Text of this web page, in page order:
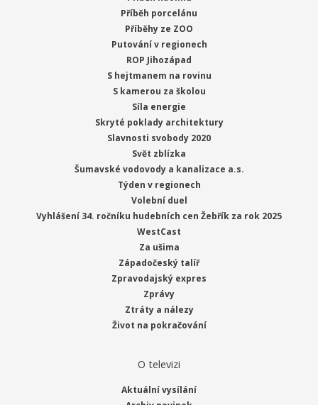
Příběh porcelánu
Příběhy ze ZOO
Putování v regionech
ROP Jihozápad
S hejtmanem na rovinu
S kamerou za školou
Síla energie
Skryté poklady architektury
Slavnosti svobody 2020
Svět zblízka
Šumavské vodovody a kanalizace a.s.
Týden v regionech
Volební duel
Vyhlášení 34. ročníku hudebních cen Žebřík za rok 2025
WestCast
Za ušima
Západočeský talíř
Zpravodajský expres
Zprávy
Ztráty a nálezy
Život na pokračování
O televizi
Aktuální vysílání